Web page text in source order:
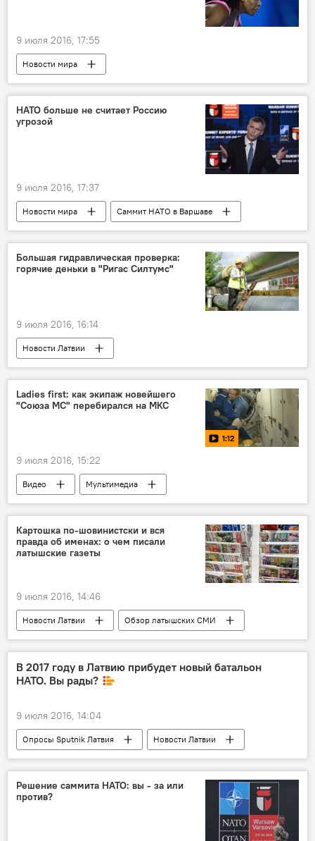
9 июля 2016, 17:55
Новости мира
НАТО больше не считает Россию
угрозой
9 июля 2016, 17:37
Новости мира Саммит НАТО в Варшаве
Большая гидравлическая проверка:
горячие деньки в "Ригас Силтумс"
9 июля 2016, 16:14
Новости Латвии
Ladies first: как экипаж новейшего
"Союза МС" перебирался на МКС
1:12
9 июля 2016, 15:22
Видео Мультимедиа
Картошка по-шовинистски и вся
правда об именах: о чем писали
латышские газеты
9 июля 2016, 14:46
Новости Латвии Обзор латышских СМИ
В 2017 году в Латвию прибудет новый батальон
НАТО. Вы рады?
9 июля 2016, 14:04
Опросы Sputnik Латвия
Новости Латвии
Саммит НАТО в Варшаве
Решение саммита НАТО: вы - за или
против?